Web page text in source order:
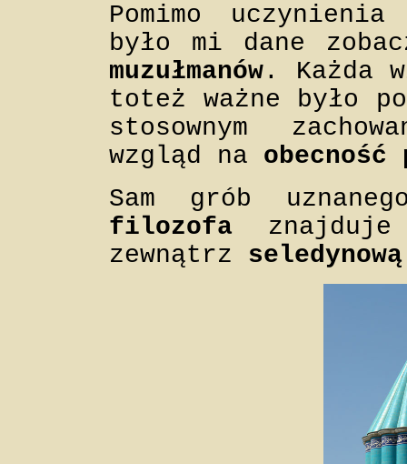
Pomimo
było mi dane
muzułmanów. Każda
toteż ważne było
stosownym
wzgląd na obecność
Sam grób
filozofa
zewnątrz